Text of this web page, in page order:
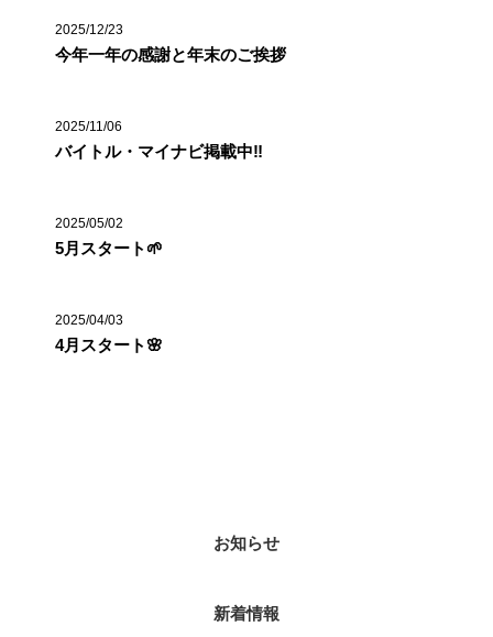
2025/12/23
今年一年の感謝と年末のご挨拶
2025/11/06
バイトル・マイナビ掲載中‼️
2025/05/02
5月スタート🌱
2025/04/03
4月スタート🌸
お知らせ
新着情報